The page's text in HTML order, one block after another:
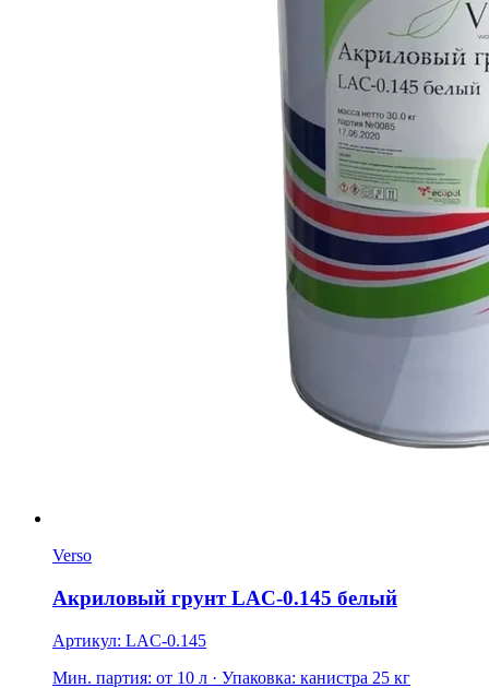
Verso
Акриловый грунт LAC-0.145 белый
Артикул: LAC-0.145
Мин. партия: от 10 л · Упаковка: канистра 25 кг